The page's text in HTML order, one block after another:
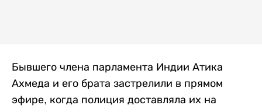
Бывшего члена парламента Индии Атика
Ахмеда и его брата застрелили в прямом
эфире, когда полиция доставляла их на